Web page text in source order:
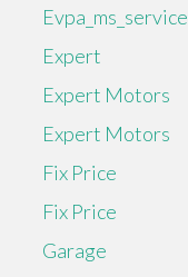
Evpa_ms_service
Expert
Expert Motors
Expert Motors
Fix Price
Fix Price
Garage